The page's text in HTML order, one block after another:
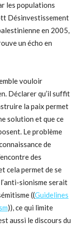
les populations
Désinvestissement
en 2005,
un écho en
vouloir
Déclarer qu’il suffit
la paix permet
solution et que ce
Le problème
de
des
cela permet de se
sionisme serait
((Guidelines
)), ce qui limite
aussi le discours du